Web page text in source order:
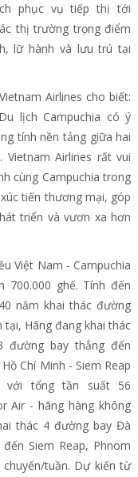
phục vụ tiếp thị tới
thị trường trọng điểm
lữ hành và lưu trú tại
Airlines cho biết:
lịch Campuchia có ý
tính nền tảng giữa hai
Vietnam Airlines rất vui
cùng Campuchia trong
tiến thương mại, góp
triển và vươn xa hơn
Việt Nam - Campuchia
700.000 ghế. Tính đến
năm khai thác đường
tại, Hãng đang khai thác
đường bay thẳng đến
Chí Minh - Siem Reap
với tổng tần suất 56
Air - hãng hàng không
thác 4 đường bay Đà
Siem Reap, Phnom
tuần. Dự kiến từ